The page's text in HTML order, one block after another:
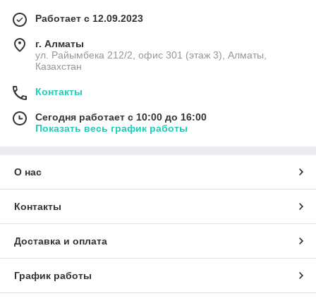
Работает с 12.09.2023
г. Алматы
ул. Райымбека 212/2, офис 301 (этаж 3), Алматы,
Казахстан
Контакты
Сегодня работает с 10:00 до 16:00
Показать весь график работы
О нас
Контакты
Доставка и оплата
График работы